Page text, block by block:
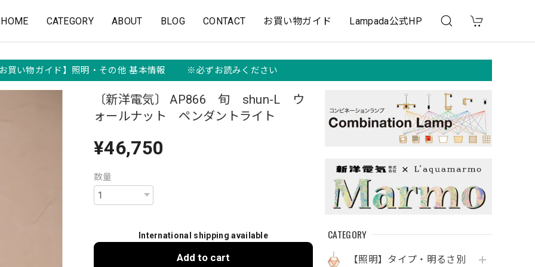
HOME CATEGORY ABOUT BLOG CONTACT お買い物ガイド Lampada公式HP
買い物ガイド】照明・その他 基本情報 ※必ずお読みください
CATEGORY
【照明】タイプ・明るさ別
〔新洋電気〕 AP866 旬 shun-L ウ
ォールナット ペンダントライト
¥46,750
数量
International shipping available
Add to cart